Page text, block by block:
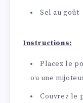
Sel au goût
Instructions:
Placez le
ou une
Couvrez le